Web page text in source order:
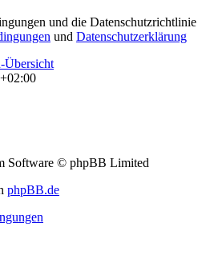
und die Datenschutzrichtlinie
und Datenschutzerklärung
Übersicht
Software © phpBB Limited
phpBB.de